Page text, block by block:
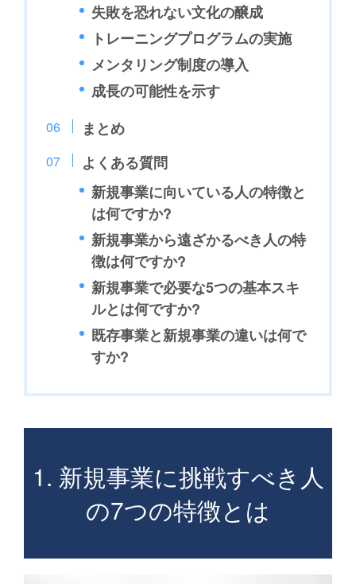
失敗を恐れない文化の醸成
トレーニングプログラムの実施
メンタリング制度の導入
成長の可能性を示す
まとめ
よくある質問
新規事業に向いている人の特徴と
は何ですか?
新規事業から遠ざかるべき人の特
徴は何ですか?
新規事業で必要な5つの基本スキ
ルとは何ですか?
既存事業と新規事業の違いは何で
すか?
1. 新規事業に挑戦すべき人
の7つの特徴とは